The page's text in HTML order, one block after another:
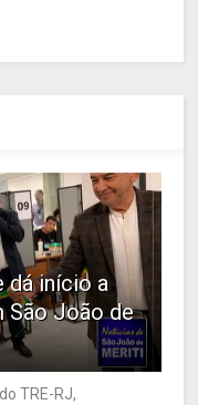
dá início a
São João de
TRE-RJ,